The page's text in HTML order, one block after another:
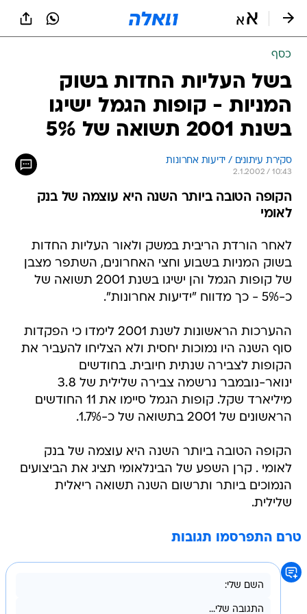
כסף
בשל העליות החדות בשוק
המניות - קופות הגמל ישיגו
בשנת 2001 תשואה של 5%
סקירת עיתונים / ידיעות אחרונות
2.1.2002 / 10:43
הקופה הטובה ביותר השנה היא עוצמה של בנק
לאומי
לאחר הורדת הריבית במשק ולאור העליות החדות
בשוק המניות בשבוע וחצי האחרונים, השתפר מצבן
של קופות הגמל והן ישיגו בשנת 2001 תשואה של
כ-5% - כך מדווח "ידיעות אחרונות".
ההערכות הראשונות לשנת 2001 לימדו כי הפקדות
סוף השנה היו נמוכות יחסית ולא הצליחו להעביר את
הקופות לצבירה שנתית חיובית. בחודשים
ינואר-נובמבר נרשמה צבירה שלילית של 3.8
מיליארד שקל. קופות הגמל סיימו את 11 החודשים
הראשונים של 2001 בתשואה של כ-1.7%.
הקופה הטובה ביותר השנה היא עוצמה של בנק
לאומי . קרן השפע של הבינלאומי תציג את הביצועים
הנמוכים ביותר ותרשום השנה תשואה ריאלית
שלילית.
טרם התפרסמו תגובות